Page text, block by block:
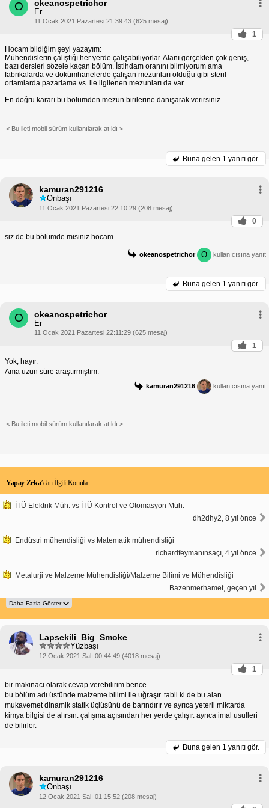
mı?
Metalurji ve Malzeme Mühendisliği için gelecek
parlak görünmektedir. Toplumun sürdürülebilir ve
teknolojilere olan talebi, bu alandaki profesyonellere
olan talebi artırmaktadır.
Metalurji ve Malzeme Mühendisliği Okunur mu?
Metalurji ve Malzeme Mühendisliği, zorlu bir alandır
ancak meraklı ve analitik düşünenler için
başarılı olmak için güçlü bir matematik ve fen bilgisi
Metalurji ve Malzeme Mühendisliği, geleceği
kariyer düşünüyorsanız, gelecekte parlak bir kariyer
fırsatına sahip olacağınızı unutmayın.
O okeanospetrichor
Er
11 Ocak 2021 Pazartesi 21:39:43 (625 mesaj)
1
Hocam bildiğim şeyi yazayım:
Mühendislerin çalıştığı her yerde çalışabiliyorlar. Alanı gerçekten çok geniş,
bazı dersleri sözele kaçan bölüm. İstihdam oranını bilmiyorum ama
fabrikalarda ve dökümhanelerde çalışan mezunları olduğu gibi steril
ortamlarda pazarlama vs. ile ilgilenen mezunları da var.
En doğru kararı bu bölümden mezun birilerine danışarak verirsiniz.
< Bu ileti mobil sürüm kullanılarak atıldı >
Buna gelen 1 yanıtı gör.
kamuran291216
Onbaşı
11 Ocak 2021 Pazartesi 22:10:29 (208 mesaj)
0
siz de bu bölümde misiniz hocam
okeanospetrichor O kullanıcısına yanıt
Buna gelen 1 yanıtı gör.
O okeanospetrichor
Er
11 Ocak 2021 Pazartesi 22:11:29 (625 mesaj)
1
Yok, hayır.
Ama uzun süre araştırmıştım.
kamuran291216 kullanıcısına yanıt
< Bu ileti mobil sürüm kullanılarak atıldı >
Yapay Zeka’dan İlgili Konular
İTÜ Elektrik Müh. vs İTÜ Kontrol ve Otomasyon Müh.
dh2dhy2, 8 yıl önce
Endüstri mühendisliği vs Matematik mühendisliği
richardfeymanınsaçı, 4 yıl önce
Metalurji ve Malzeme Mühendisliği/Malzeme Bilimi ve Mühendisliği
Bazenmerhamet, geçen yıl
Lapsekili_Big_Smoke
Yüzbaşı
12 Ocak 2021 Salı 00:44:49 (4018 mesaj)
1
bir makinacı olarak cevap verebilirim bence.
bu bölüm adı üstünde malzeme bilimi ile uğraşır. tabii ki de bu alan
mukavemet dinamik statik üçlüsünü de barındırır ve ayrıca yeterli miktarda
kimya bilgisi de alırsın. çalışma açısından her yerde çalışır. ayrıca imal usulleri
de bilirler.
Buna gelen 1 yanıtı gör.
kamuran291216
Onbaşı
12 Ocak 2021 Salı 01:15:52 (208 mesaj)